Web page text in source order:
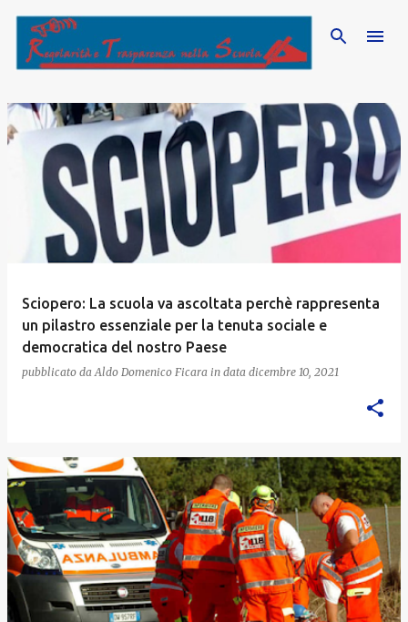
Passa ai contenuti principali
P
Sciopero: La scuola va ascoltata perchè rappresenta
un pilastro essenziale per la tenuta sociale e
democratica del nostro Paese
pubblicato da Aldo Domenico Ficara in data dicembre 10, 2021